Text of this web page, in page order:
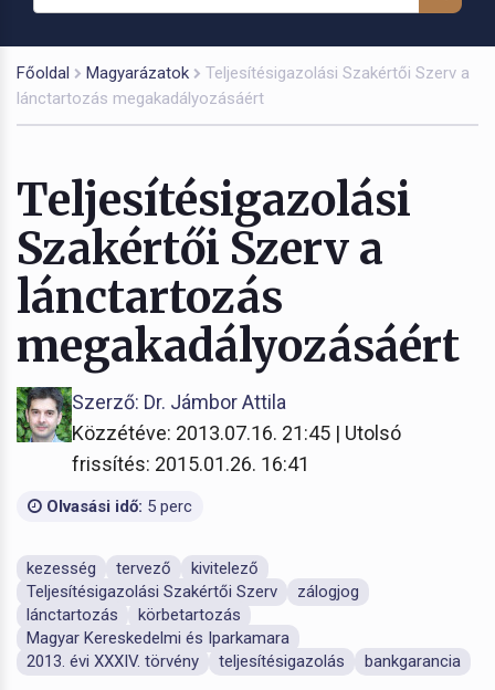
Főoldal Magyarázatok
Teljesítésigazolási Szakértői Szerv a
lánctartozás megakadályozásáért
Teljesítésigazolási
Szakértői Szerv a
lánctartozás
megakadályozásáért
Szerző: Dr. Jámbor Attila
Közzétéve: 2013.07.16. 21:45 | Utolsó
frissítés: 2015.01.26. 16:41
Olvasási idő: 5 perc
kezesség tervező
kivitelező
Teljesítésigazolási Szakértői Szerv
zálogjog
lánctartozás
körbetartozás
Magyar Kereskedelmi és Iparkamara
2013. évi XXXIV. törvény
teljesítésigazolás bankgarancia